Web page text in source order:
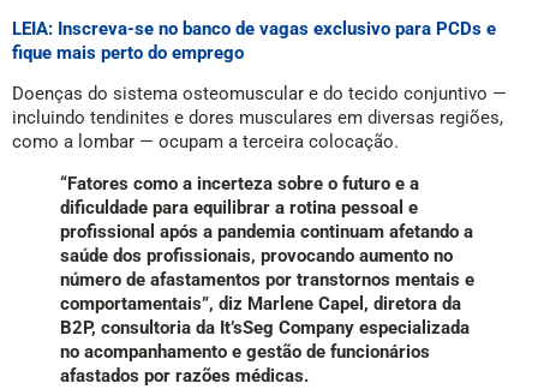
LEIA: Inscreva-se no banco de vagas exclusivo para PCDs e
fique mais perto do emprego
Doenças do sistema osteomuscular e do tecido conjuntivo —
incluindo tendinites e dores musculares em diversas regiões,
como a lombar — ocupam a terceira colocação.
“Fatores como a incerteza sobre o futuro e a
dificuldade para equilibrar a rotina pessoal e
profissional após a pandemia continuam afetando a
saúde dos profissionais, provocando aumento no
número de afastamentos por transtornos mentais e
comportamentais”, diz Marlene Capel, diretora da
B2P, consultoria da It’sSeg Company especializada
no acompanhamento e gestão de funcionários
afastados por razões médicas.